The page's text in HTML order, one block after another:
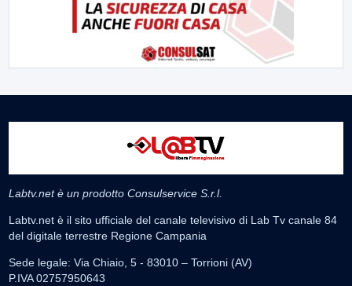
Labtv.net è un prodotto Consulservice S.r.l.
Labtv.net è il sito ufficiale del canale televisivo di Lab Tv canale 84
del digitale terrestre Regione Campania
Sede legale: Via Chiaio, 5 - 83010 – Torrioni (AV)
P.IVA 02757950643